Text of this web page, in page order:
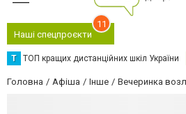
Наші спецпроєкти
11
Т ТОП кращих дистанційних шкіл України
Головна Афіша Інше Вечеринка